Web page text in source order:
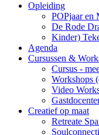
Opleiding
POPjaar en
De Rode
Kinder)
Agenda
Cursussen &
Cursus -
Workshops
Video
Creatief op maat
Retreate